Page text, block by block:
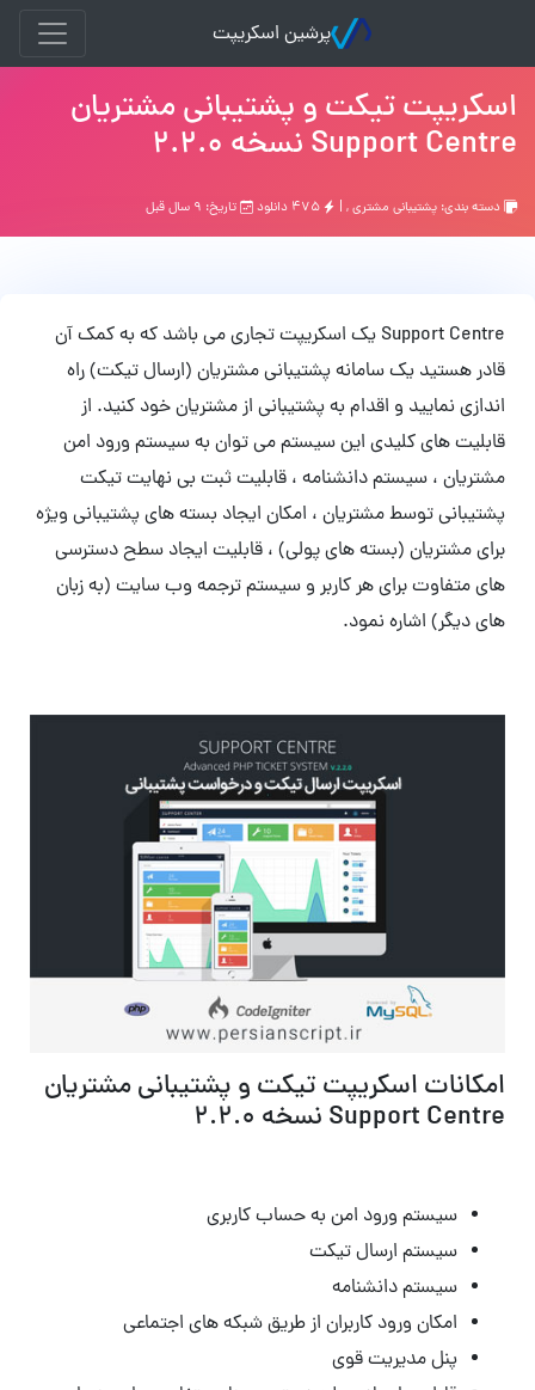
پرشین اسکریپت
اسکریپت تیکت و پشتیبانی مشتریان
Support Centre نسخه 2.2.0
دسته بندی: پشتیبانی مشتری, | ۴۷۵ دانلود تاریخ: ۹ سال قبل
Support Centre یک اسکریپت تجاری می باشد که به کمک آن
قادر هستید یک سامانه پشتیبانی مشتریان (ارسال تیکت) راه
اندازی نمایید و اقدام به پشتیبانی از مشتریان خود کنید. از
قابلیت های کلیدی این سیستم می توان به سیستم ورود امن
مشتریان ، سیستم دانشنامه ، قابلیت ثبت بی نهایت تیکت
پشتیبانی توسط مشتریان ، امکان ایجاد بسته های پشتیبانی ویژه
برای مشتریان (بسته های پولی) ، قابلیت ایجاد سطح دسترسی
های متفاوت برای هر کاربر و سیستم ترجمه وب سایت (به زبان
های دیگر) اشاره نمود.
امکانات اسکریپت تیکت و پشتیبانی مشتریان
Support Centre نسخه 2.2.0
سیستم ورود امن به حساب کاربری
سیستم ارسال تیکت
سیستم دانشنامه
امکان ورود کاربران از طریق شبکه های اجتماعی
پنل مدیریت قوی